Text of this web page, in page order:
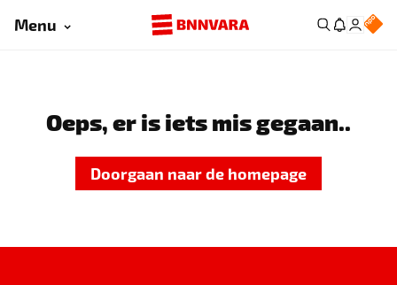
Menu
Oeps, er is iets mis gegaan..
Doorgaan naar de homepage